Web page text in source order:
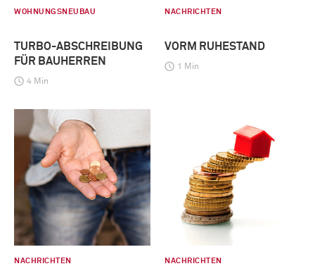
WOHNUNGSNEUBAU
TURBO-ABSCHREIBUNG
FÜR BAUHERREN
4 Min
NACHRICHTEN
VORM RUHESTAND
1 Min
NACHRICHTEN NACHRICHTEN